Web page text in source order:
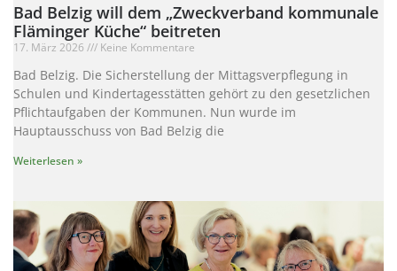
Bad Belzig will dem „Zweckverband kommunale
Fläminger Küche“ beitreten
17. März 2026 Keine Kommentare
Bad Belzig. Die Sicherstellung der Mittagsverpflegung in
Schulen und Kindertagesstätten gehört zu den gesetzlichen
Pflichtaufgaben der Kommunen. Nun wurde im
Hauptausschuss von Bad Belzig die
Weiterlesen »